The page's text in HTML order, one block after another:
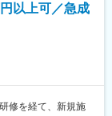
地条件なので非常
ホテルより直送さ
。
社からおおよそ3～
やスキルに応じて
つながるような営
以上可／急成
修を経て、新規施